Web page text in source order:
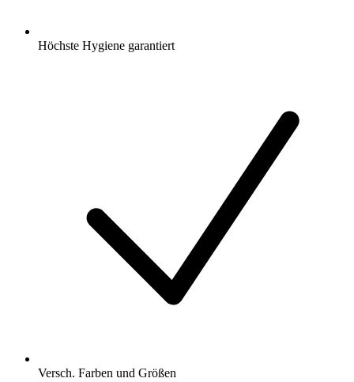
Höchste Hygiene garantiert
Versch. Farben und Größen